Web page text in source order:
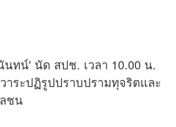
นทน์' นัด สปช. เวลา 10.00 น.
าระปฏิรูปปราบปรามทุจริตและ
ชน